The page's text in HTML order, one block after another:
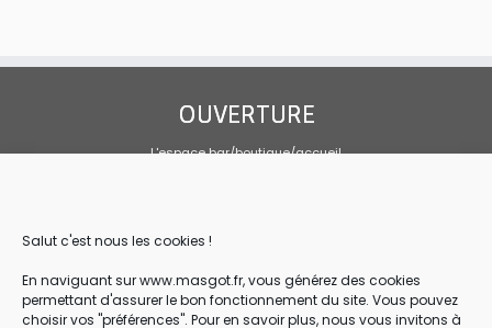
Salut c'est nous les cookies !
En naviguant sur www.masgot.fr, vous générez des cookies
permettant d'assurer le bon fonctionnement du site. Vous pouvez
choisir vos "préférences". Pour en savoir plus, nous vous invitons à
OUVERTURE
L'espace bar/boutique/accueil
CONTACT
Association Loi 1901